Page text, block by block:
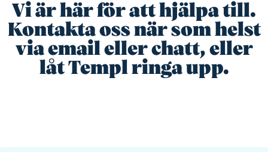
Vi är här för att hjälpa till.
Kontakta oss när som helst
via email eller chatt, eller
låt Templ ringa upp.